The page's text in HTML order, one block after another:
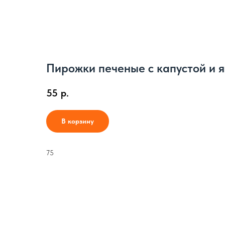
Пирожки печеные с капустой и
55 р.
В корзину
75